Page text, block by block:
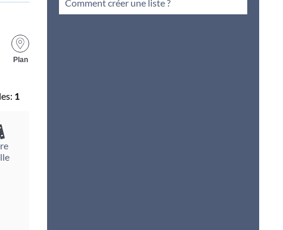
Plan
1
Comment créer une liste ?